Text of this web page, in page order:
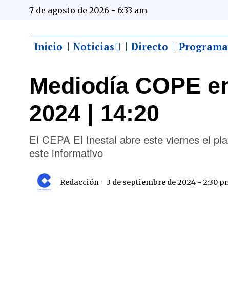
7 de agosto de 2026 - 6:33 am
Inicio Noticias Directo
Mediodía COPE
2024 | 14:20
El CEPA El Inestal abre este viernes el
este informativo
Redacción 3 de septiembre de 2024 - 2:30